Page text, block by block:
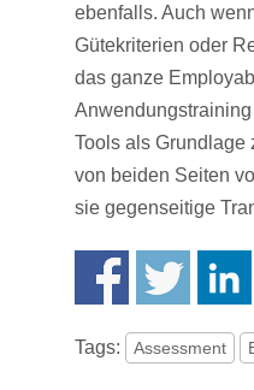
ebenfalls. Auch
Gütekriterien oder
das ganze
Tools als Grundlage
von beiden Seiten
sie gegenseitige
Tags: Assessment